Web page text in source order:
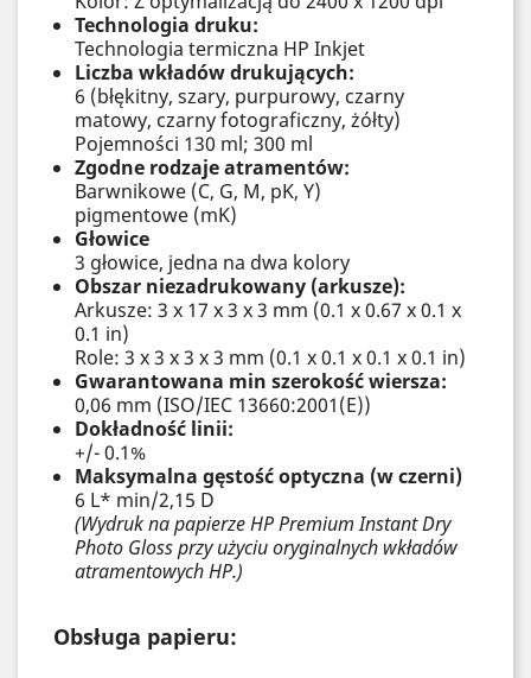
Technologia druku:
Technologia termiczna HP Inkjet
Liczba wkładów drukujących:
6 (błękitny, szary, purpurowy, czarny
matowy, czarny fotograficzny, żółty)
Pojemności 130 ml; 300 ml
Zgodne rodzaje atramentów:
Barwnikowe (C, G, M, pK, Y)
pigmentowe (mK)
Głowice
3 głowice, jedna na dwa kolory
Obszar niezadrukowany (arkusze):
Arkusze: 3 x 17 x 3 x 3 mm (0.1 x 0.67 x 0.1 x
0.1 in)
Role: 3 x 3 x 3 x 3 mm (0.1 x 0.1 x 0.1 x 0.1 in)
Gwarantowana min szerokość wiersza:
0,06 mm (ISO/IEC 13660:2001(E))
Dokładność linii:
+/- 0.1%
Maksymalna gęstość optyczna (w czerni)
6 L* min/2,15 D
(Wydruk na papierze HP Premium Instant Dry
Photo Gloss przy użyciu oryginalnych wkładów
atramentowych HP.)
Obsługa papieru: